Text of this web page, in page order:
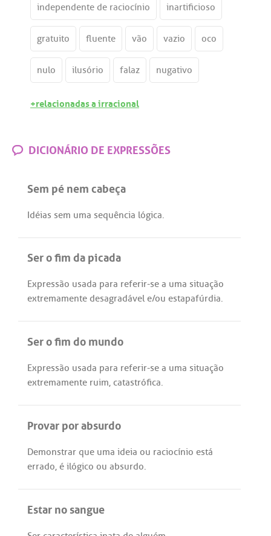
independente de raciocínio inartificioso
gratuito fluente vão vazio oco
nulo ilusório falaz nugativo
+relacionadas a irracional
DICIONÁRIO DE EXPRESSÕES
Sem pé nem cabeça
Idéias sem uma sequência lógica.
Ser o fim da picada
Expressão usada para referir-se a uma situação
extremamente desagradávele/ou estapafúrdia.
Ser o fim do mundo
Expressão usada para referir-se a uma situação
extremamente ruim, catastrófica.
Provar por absurdo
Demonstrar que uma ideia ou raciocínio está
errado, é ilógico ou absurdo.
Estar no sangue